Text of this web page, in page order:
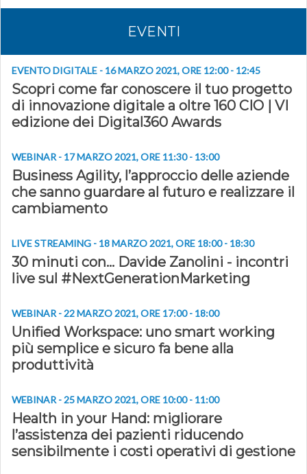
EVENTI
EVENTO DIGITALE - 16 MARZO 2021, ORE 12:00 - 12:45
Scopri come far conoscere il tuo progetto
di innovazione digitale a oltre 160 CIO | VI
edizione dei Digital360 Awards
WEBINAR - 17 MARZO 2021, ORE 11:30 - 13:00
Business Agility, l’approccio delle aziende
che sanno guardare al futuro e realizzare il
cambiamento
LIVE STREAMING - 18 MARZO 2021, ORE 18:00 - 18:30
30 minuti con... Davide Zanolini - incontri
live sul #NextGenerationMarketing
WEBINAR - 22 MARZO 2021, ORE 17:00 - 18:00
Unified Workspace: uno smart working
più semplice e sicuro fa bene alla
produttività
WEBINAR - 25 MARZO 2021, ORE 10:00 - 11:00
Health in your Hand: migliorare
l’assistenza dei pazienti riducendo
sensibilmente i costi operativi di gestione